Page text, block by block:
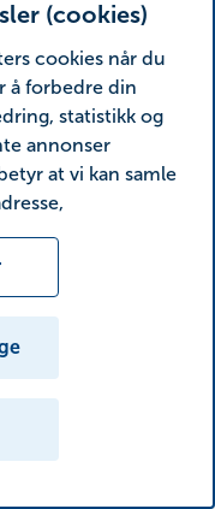
(cookies)
cookies når du
å forbedre din
statistikk og
annonser
at vi kan samle
for at nettsiden
eller tilpasse
hvilke
i
Du kan når som
i